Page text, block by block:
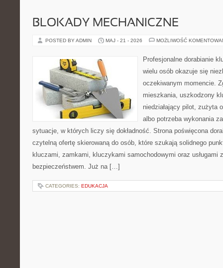
BLOKADY MECHANICZNE
POSTED BY ADMIN MAJ - 21 - 2026 MOŻLIWOŚĆ
Profesjonalne dorabianie
wielu osób okazuje się
oczekiwanym momencie.
mieszkania, uszkodzony
niedziałający pilot, zużyta
albo potrzeba wykonania
sytuacje, w których liczy się dokładność. Strona poświęcona
czytelną ofertę skierowaną do osób, które szukają solidnego
kluczami, zamkami, kluczykami samochodowymi oraz usługami
bezpieczeństwem. Już na […]
CATEGORIES: EDUKACJA